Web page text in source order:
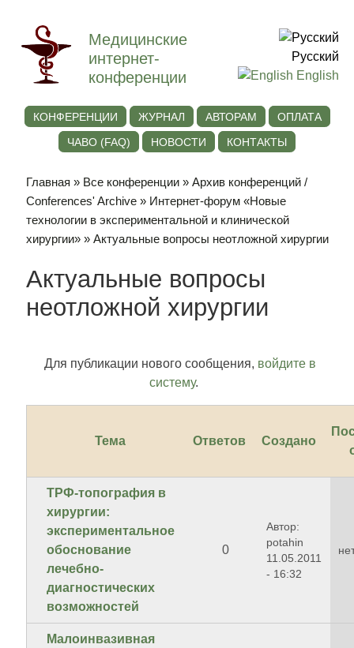
Медицинские
интернет-
конференции
Русский
English
КОНФЕРЕНЦИИ ЖУРНАЛ АВТОРАМ
ОПЛАТА
ЧАВО (FAQ)
НОВОСТИ КОНТАКТЫ
Главная » Все конференции »Архив конференций /
Conferences' Archive » Интернет-форум «Новые
технологии в экспериментальной и клинической
хирургии» » Актуальные вопросы неотложной хирургии
Актуальные вопросы
неотложной хирургии
Для публикации нового сообщения, войдите в
систему.
Тема Ответов Создано
ТРФ-топография в
хирургии:
экспериментальное
обоснование
лечебно-
диагностических
возможностей
0
Автор:
potahin
11.05.2011
- 16:32
Малоинвазивная